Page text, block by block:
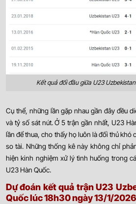
Kết quả đối đầu giữa U23
Cụ thể, những lần gặp nhau gần đây đều
và tỷ số sát nút. Ở 5 trận gần nhất, U23
lần để thua, cho thấy họ luôn là đối thủ khó
so tài. Những thống kê này không chỉ
hiện kinh nghiệm xử lý tình huống trong
U23 Hàn Quốc.
Dự đoán kết quả trận U23
Quốc lúc 18h30 ngày 13/1/2026